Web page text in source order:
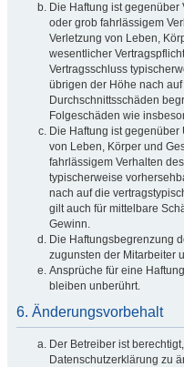
Die Haftung ist
oder grob fahrlässigem
Verletzung von Leben,
wesentlicher
Vertragsschluss
übrigen der Höhe nach
Durchschnittsschäden
Folgeschäden wie
Die Haftung ist
von Leben, Körper und
fahrlässigem Verhalten
typischerweise
nach auf die
gilt auch für mittelbare
Gewinn.
Die Haftungsbegrenzung
zugunsten der Mitarbeiter
Ansprüche für eine
bleiben unberührt.
6. Änderungsvorbehalt
Der Betreiber ist
Datenschutzerklärung zu